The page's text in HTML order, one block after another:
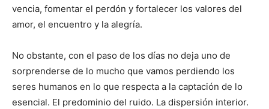
vencia, fomentar el perdón y forta­lecer los valores del
amor, el en­cuentro y la alegría.
No obstante, con el paso de los días no deja uno de
sorprenderse de lo mucho que vamos perdiendo los
seres humanos en lo que respecta a la captación de lo
esencial. El predominio del ruido. La dispersión interior.